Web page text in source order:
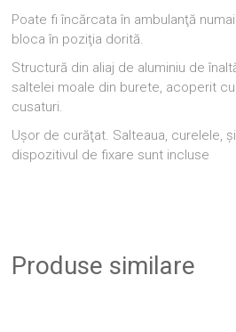
Poate fi încărcata în ambulanţă
bloca în poziţia dorită.
Structură din aliaj de aluminiu de
saltelei moale din burete, acoperit
cusaturi.
Uşor de curăţat. Salteaua, curelele,
dispozitivul de fixare sunt incluse
Produse similare